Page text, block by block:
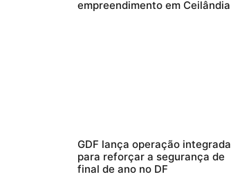
empreendimento em Ceilândia
GDF lança operação integrada
para reforçar a segurança de
final de ano no DF